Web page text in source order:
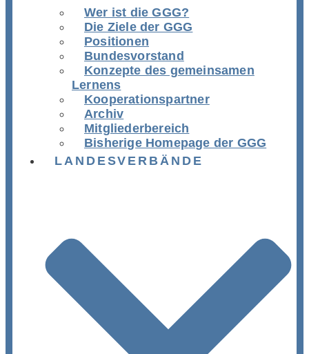
Wer ist die GGG?
Die Ziele der GGG
Positionen
Bundesvorstand
Konzepte des gemeinsamen
Lernens
Kooperationspartner
Archiv
Mitgliederbereich
Bisherige Homepage der GGG
LANDESVERBÄNDE